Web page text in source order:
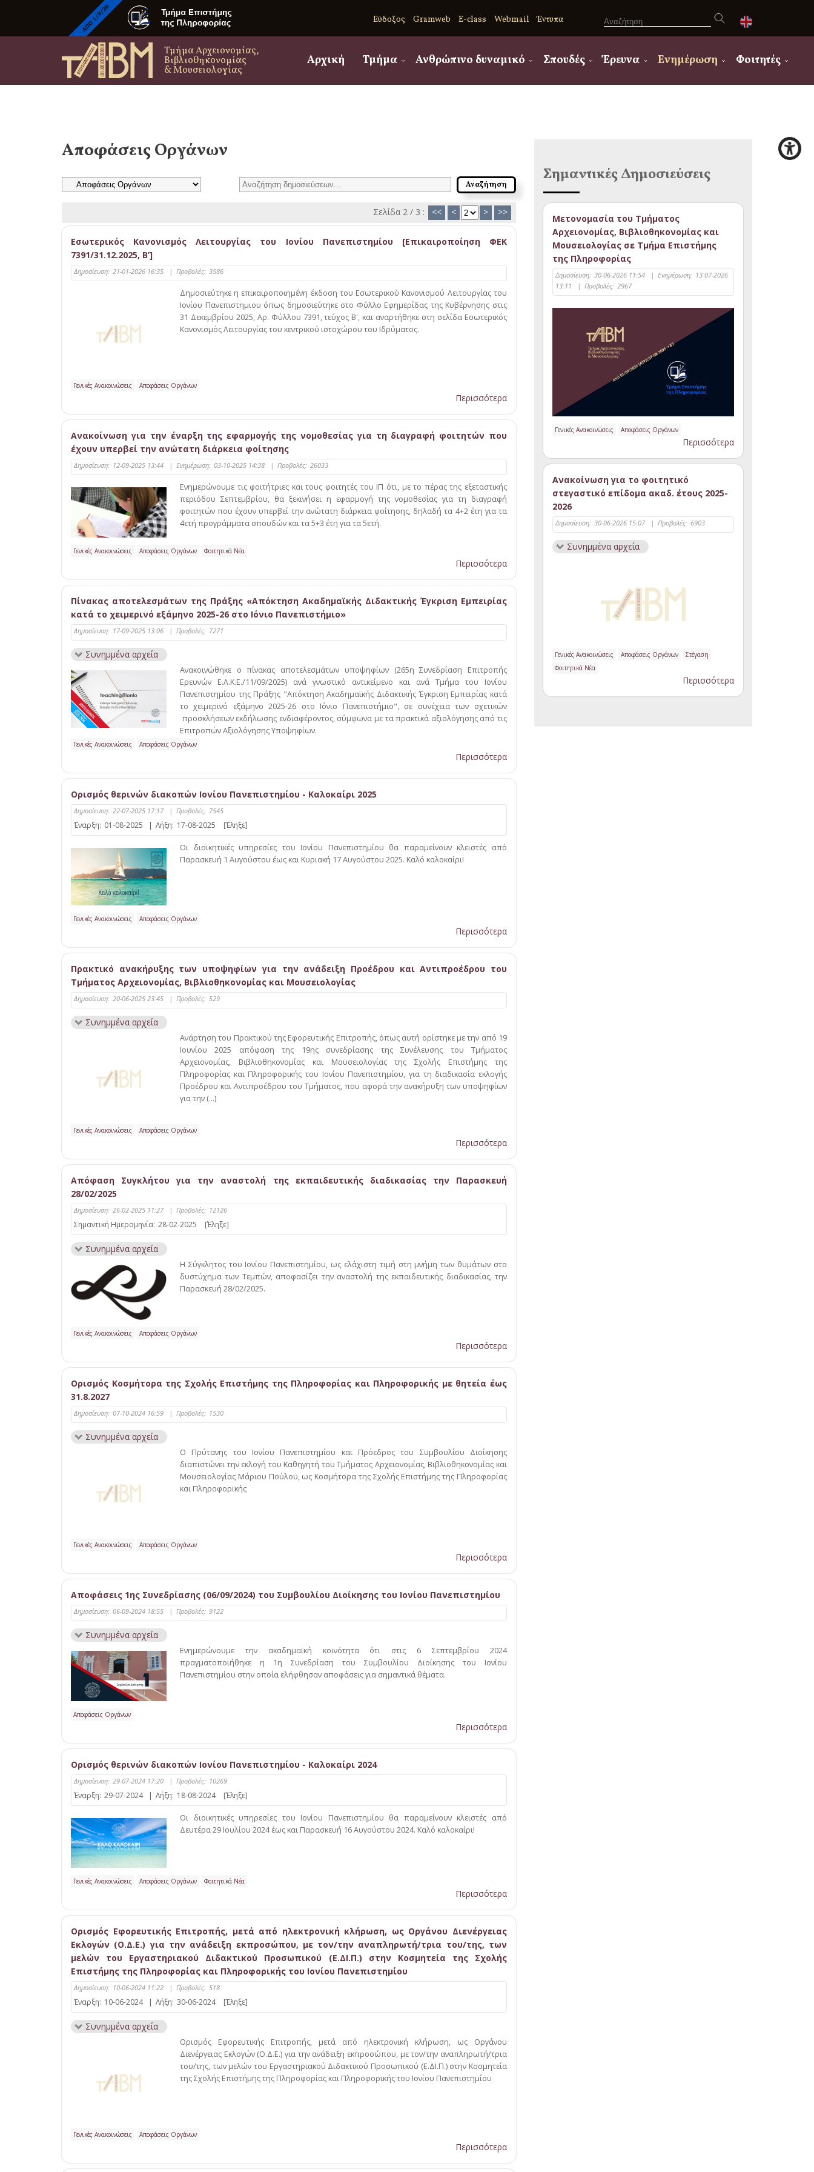
Εύδοξος Gramweb E-class Webmail Έντυπα
Τμήμα Αρχειονομίας,
Βιβλιοθηκονομίας
& Μουσειολογίας
Αρχική Τμήμα Ανθρώπινο δυναμικό Σπουδές Έρευνα Ενημέρωση Φοιτητές
Αποφάσεις Οργάνων
Σελίδα 2 / 3 : << < > >>
Εσωτερικός Κανονισμός Λειτουργίας του Ιονίου Πανεπιστημίου [Επικαιροποίηση ΦΕΚ
7391/31.12.2025, B’]
Δημοσίευση: 21-01-2026 16:35 | Προβολές: 3586
Δημοσιεύτηκε η επικαιροποιημένη έκδοση του Εσωτερικού Κανονισμού Λειτουργίας του
Ιονίου Πανεπιστημιου όπως δημοσιεύτηκε στο Φύλλο Εφημερίδας της Κυβέρνησης στις
31 Δεκεμβρίου 2025, Αρ. Φύλλου 7391, τεύχος Β', και αναρτήθηκε στη σελίδα Εσωτερικός
Κανονισμός Λειτουργίας του κεντρικού ιστοχώρου του Ιδρύματος.
Γενικές Ανακοινώσεις Αποφάσεις Οργάνων
Περισσότερα
Ανακοίνωση για την έναρξη της εφαρμογής της νομοθεσίας για τη διαγραφή φοιτητών που
έχουν υπερβεί την ανώτατη διάρκεια φοίτησης
Δημοσίευση: 12-09-2025 13:44 | Ενημέρωση: 03-10-2025 14:38 | Προβολές: 26033
Ενημερώνουμε τις φοιτήτριες και τους φοιτητές του ΙΠ ότι, με το πέρας της εξεταστικής
περιόδου Σεπτεμβρίου, θα ξεκινήσει η εφαρμογή της νομοθεσίας για τη διαγραφή
φοιτητών που έχουν υπερβεί την ανώτατη διάρκεια φοίτησης, δηλαδή τα 4+2 έτη για τα
4ετή προγράμματα σπουδών και τα 5+3 έτη για τα 5ετή.
Γενικές Ανακοινώσεις Αποφάσεις Οργάνων Φοιτητικά Νέα
Περισσότερα
Πίνακας αποτελεσμάτων της Πράξης «Απόκτηση Ακαδηµαϊκής Διδακτικής Έγκριση Εµπειρίας
κατά το χειμερινό εξάμηνο 2025-26 στο Ιόνιο Πανεπιστήμιο»
Δημοσίευση: 17-09-2025 13:06 | Προβολές: 7271
Συνημμένα αρχεία
Ανακοινώθηκε ο πίνακας αποτελεσμάτων υποψηφίων (265η Συνεδρίαση Επιτροπής
Ερευνών Ε.Λ.Κ.Ε./11/09/2025) ανά γνωστικό αντικείμενο και ανά Τμήμα του Ιονίου
Πανεπιστημίου της Πράξης "Απόκτηση Ακαδηµαϊκής Διδακτικής Έγκριση Εµπειρίας κατά
το χειμερινό εξάμηνο 2025-26 στο Ιόνιο Πανεπιστήμιο", σε συνέχεια των σχετικών
προσκλήσεων εκδήλωσης ενδιαφέροντος, σύμφωνα με τα πρακτικά αξιολόγησης από τις
Επιτροπών Αξιολόγησης Υποψηφίων.
Γενικές Ανακοινώσεις Αποφάσεις Οργάνων
Περισσότερα
Ορισμός θερινών διακοπών Ιονίου Πανεπιστημίου - Καλοκαίρι 2025
Δημοσίευση: 22-07-2025 17:17 | Προβολές: 7545
Έναρξη: 01-08-2025 | Λήξη: 17-08-2025 [Έληξε]
Οι διοικητικές υπηρεσίες του Ιονίου Πανεπιστημίου θα παραμείνουν κλειστές από
Παρασκευή 1 Αυγούστου έως και Κυριακή 17 Αυγούστου 2025. Καλό καλοκαίρι!
Γενικές Ανακοινώσεις Αποφάσεις Οργάνων
Περισσότερα
Πρακτικό ανακήρυξης των υποψηφίων για την ανάδειξη Προέδρου και Αντιπροέδρου του
Τμήματος Αρχειονομίας, Βιβλιοθηκονομίας και Μουσειολογίας
Δημοσίευση: 20-06-2025 23:45 | Προβολές: 529
Συνημμένα αρχεία
Ανάρτηση του Πρακτικού της Εφορευτικής Επιτροπής, όπως αυτή ορίστηκε με την από 19
Ιουνίου 2025 απόφαση της 19ης συνεδρίασης της Συνέλευσης του Τμήματος
Αρχειονομίας, Βιβλιοθηκονομίας και Μουσειολογίας της Σχολής Επιστήμης της
Πληροφορίας και Πληροφορικής του Ιονίου Πανεπιστημίου, για τη διαδικασία εκλογής
Προέδρου και Αντιπροέδρου του Τμήματος, που αφορά την ανακήρυξη των υποψηφίων
για την (...)
Γενικές Ανακοινώσεις Αποφάσεις Οργάνων
Περισσότερα
Απόφαση Συγκλήτου για την αναστολή της εκπαιδευτικής διαδικασίας την Παρασκευή
28/02/2025
Δημοσίευση: 26-02-2025 11:27 | Προβολές: 12126
Σημαντική Ημερομηνία: 28-02-2025 [Έληξε]
Συνημμένα αρχεία
Η Σύγκλητος του Ιονίου Πανεπιστημίου, ως ελάχιστη τιμή στη μνήμη των θυμάτων στο
δυστύχημα των Τεμπών, αποφασίζει την αναστολή της εκπαιδευτικής διαδικασίας, την
Παρασκευή 28/02/2025.
Γενικές Ανακοινώσεις Αποφάσεις Οργάνων
Περισσότερα
Ορισμός Κοσμήτορα της Σχολής Επιστήμης της Πληροφορίας και Πληροφορικής με θητεία έως
31.8.2027
Δημοσίευση: 07-10-2024 16:59 | Προβολές: 1530
Συνημμένα αρχεία
Ο Πρύτανης του Ιονίου Πανεπιστημίου και Πρόεδρος του Συμβουλίου Διοίκησης
διαπιστώνει την εκλογή του Καθηγητή του Τμήματος Αρχειονομίας, Βιβλιοθηκονομίας και
Μουσειολογίας Μάριου Πούλου, ως Κοσμήτορα της Σχολής Επιστήμης της Πληροφορίας
και Πληροφορικής
Γενικές Ανακοινώσεις Αποφάσεις Οργάνων
Περισσότερα
Αποφάσεις 1ης Συνεδρίασης (06/09/2024) του Συμβουλίου Διοίκησης του Ιονίου Πανεπιστημίου
Δημοσίευση: 06-09-2024 18:55 | Προβολές: 9122
Συνημμένα αρχεία
Ενημερώνουμε την ακαδημαϊκή κοινότητα ότι στις 6 Σεπτεμβρίου 2024
πραγματοποιήθηκε η 1η Συνεδρίαση του Συμβουλίου Διοίκησης του Ιονίου
Πανεπιστημίου στην οποία ελήφθησαν αποφάσεις για σημαντικά θέματα.
Αποφάσεις Οργάνων
Περισσότερα
Ορισμός θερινών διακοπών Ιονίου Πανεπιστημίου - Καλοκαίρι 2024
Δημοσίευση: 29-07-2024 17:20 | Προβολές: 10269
Έναρξη: 29-07-2024 | Λήξη: 18-08-2024 [Έληξε]
Οι διοικητικές υπηρεσίες του Ιονίου Πανεπιστημίου θα παραμείνουν κλειστές από
Δευτέρα 29 Ιουλίου 2024 έως και Παρασκευή 16 Αυγούστου 2024. Καλό καλοκαίρι!
Γενικές Ανακοινώσεις Αποφάσεις Οργάνων Φοιτητικά Νέα
Περισσότερα
Ορισμός Εφορευτικής Επιτροπής, μετά από ηλεκτρονική κλήρωση, ως Οργάνου Διενέργειας
Εκλογών (Ο.Δ.Ε.) για την ανάδειξη εκπροσώπου, με τον/την αναπληρωτή/τρια του/της, των
μελών του Εργαστηριακού Διδακτικού Προσωπικού (Ε.ΔΙ.Π.) στην Κοσμητεία της Σχολής
Επιστήμης της Πληροφορίας και Πληροφορικής του Ιονίου Πανεπιστημίου
Δημοσίευση: 10-06-2024 11:22 | Προβολές: 518
Έναρξη: 10-06-2024 | Λήξη: 30-06-2024 [Έληξε]
Συνημμένα αρχεία
Ορισμός Εφορευτικής Επιτροπής, μετά από ηλεκτρονική κλήρωση, ως Οργάνου
Διενέργειας Εκλογών (Ο.Δ.Ε.) για την ανάδειξη εκπροσώπου, με τον/την αναπληρωτή/τρια
του/της, των μελών του Εργαστηριακού Διδακτικού Προσωπικού (Ε.ΔΙ.Π.) στην Κοσμητεία
της Σχολής Επιστήμης της Πληροφορίας και Πληροφορικής του Ιονίου Πανεπιστημίου
Γενικές Ανακοινώσεις Αποφάσεις Οργάνων
Περισσότερα
Σημαντικές Δημοσιεύσεις
Μετονομασία του Τμήματος
Αρχειονομίας, Βιβλιοθηκονομίας και
Μουσειολογίας σε Τμήμα Επιστήμης
της Πληροφορίας
Δημοσίευση: 30-06-2026 11:54 | Ενημέρωση: 13-07-2026
13:11
| Προβολές: 2967
Γενικές Ανακοινώσεις Αποφάσεις Οργάνων
Περισσότερα
Ανακοίνωση για το φοιτητικό
στεγαστικό επίδομα ακαδ. έτους 2025-
2026
Δημοσίευση: 30-06-2026 15:07 | Προβολές: 6903
Συνημμένα αρχεία
Γενικές Ανακοινώσεις Αποφάσεις Οργάνων
Στέγαση
Φοιτητικά Νέα
Περισσότερα